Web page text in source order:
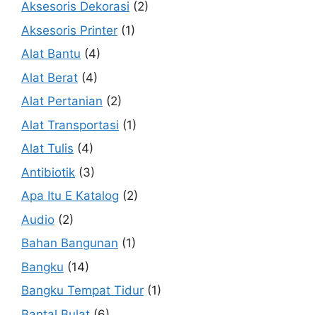
Aksesoris Dekorasi (2)
Aksesoris Printer (1)
Alat Bantu (4)
Alat Berat (4)
Alat Pertanian (2)
Alat Transportasi (1)
Alat Tulis (4)
Antibiotik (3)
Apa Itu E Katalog (2)
Audio (2)
Bahan Bangunan (1)
Bangku (14)
Bangku Tempat Tidur (1)